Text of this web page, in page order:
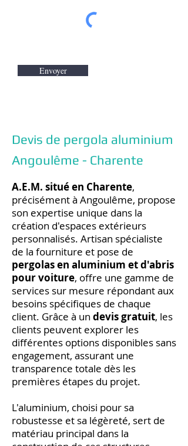
Envoyer
Devis de pergola aluminium
Angoulême - Charente
A.E.M. situé en Charente,
précisément à Angoulême, propose
son expertise unique dans la
création d'espaces extérieurs
personnalisés. Artisan spécialiste
de la fourniture et pose de
pergolas en aluminium et d'abris
pour voiture, offre une gamme de
services sur mesure répondant aux
besoins spécifiques de chaque
client. Grâce à un devis gratuit, les
clients peuvent explorer les
différentes options disponibles sans
engagement, assurant une
transparence totale dès les
premières étapes du projet.
L'aluminium, choisi pour sa
robustesse et sa légèreté, sert de
matériau principal dans la